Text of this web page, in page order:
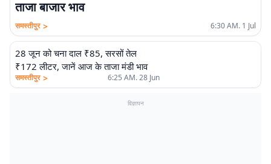
ताजा बाजार भाव
समस्तीपुर > 6:30 AM. 1 Jul
28 जून को चना दाल ₹85, सरसों तेल
₹172 लीटर, जानें आज के ताजा मंडी भाव
समस्तीपुर > 6:25 AM. 28 Jun
विज्ञापन